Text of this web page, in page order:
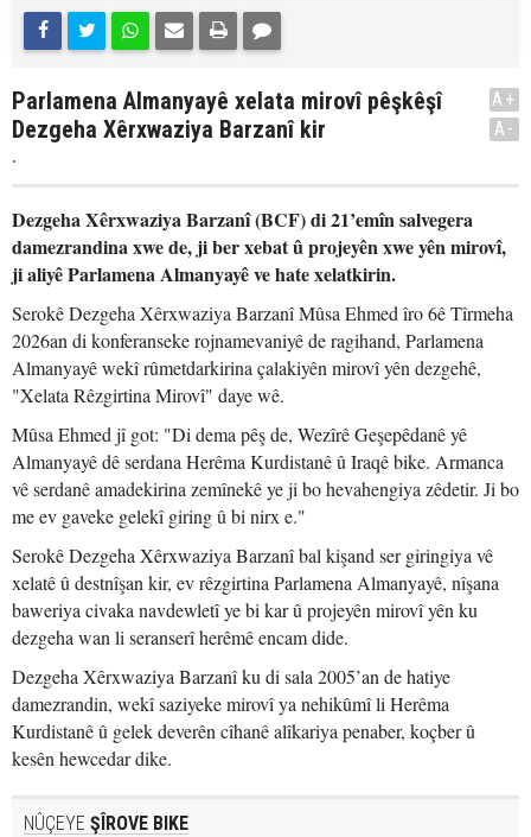
Parlamena Almanyayê xelata mirovî pêşkêşî
Dezgeha Xêrxwaziya Barzanî kir
.
A+
A-
Dezgeha Xêrxwaziya Barzanî (BCF) di 21’emîn salvegera
damezrandina xwe de, ji ber xebat û projeyên xwe yên mirovî,
ji aliyê Parlamena Almanyayê ve hate xelatkirin.
Serokê Dezgeha Xêrxwaziya Barzanî Mûsa Ehmed îro 6ê Tîrmeha
2026an di konferanseke rojnamevaniyê de ragihand, Parlamena
Almanyayê wekî rûmetdarkirina çalakiyên mirovî yên dezgehê,
"Xelata Rêzgirtina Mirovî" daye wê.
Mûsa Ehmed jî got: "Di dema pêş de, Wezîrê Geşepêdanê yê
Almanyayê dê serdana Herêma Kurdistanê û Iraqê bike. Armanca
vê serdanê amadekirina zemînekê ye ji bo hevahengiya zêdetir. Ji bo
me ev gaveke gelekî giring û bi nirx e."
Serokê Dezgeha Xêrxwaziya Barzanî bal kişand ser giringiya vê
xelatê û destnîşan kir, ev rêzgirtina Parlamena Almanyayê, nîşana
baweriya civaka navdewletî ye bi kar û projeyên mirovî yên ku
dezgeha wan li seranserî herêmê encam dide.
Dezgeha Xêrxwaziya Barzanî ku di sala 2005’an de hatiye
damezrandin, wekî saziyeke mirovî ya nehikûmî li Herêma
Kurdistanê û gelek deverên cîhanê alîkariya penaber, koçber û
kesên hewcedar dike.
NÛÇEYE ŞÎROVE BIKE